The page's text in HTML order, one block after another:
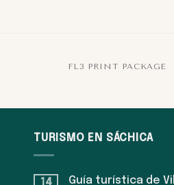
FL3 PRINT PACKAGE
TURISMO EN SÁCHICA
14 Guía turística de